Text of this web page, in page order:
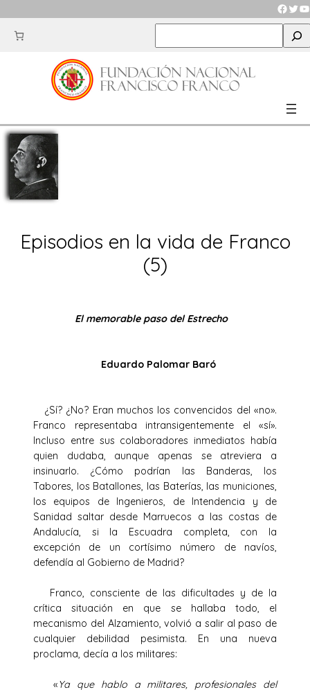
al
contenido
e
r
c
Episodios en la vida de Franco
(5)
El memorable paso del Estrecho
Eduardo Palomar Baró
¿Sí? ¿No? Eran muchos los convencidos del «no».
Franco representaba intransigentemente el «sí».
Incluso entre sus colaboradores inmediatos había
quien dudaba, aunque apenas se atreviera a
insinuarlo. ¿Cómo podrían las Banderas, los
Tabores, los Batallones, las Baterías, las municiones,
los equipos de Ingenieros, de Intendencia y de
Sanidad saltar desde Marruecos a las costas de
Andalucía, si la Escuadra completa, con la
excepción de un cortísimo número de navíos,
defendía al Gobierno de Madrid?
Franco, consciente de las dificultades y de la
crítica situación en que se hallaba todo, el
mecanismo del Alzamiento, volvió a salir al paso de
cualquier debilidad pesimista. En una nueva
proclama, decía a los militares:
«Ya que hablo a militares, profesionales del